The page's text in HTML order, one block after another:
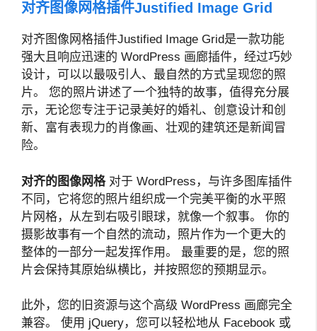
对齐图像网格插件Justified Image Grid
对齐图像网格插件Justified Image Grid是一款功能
强大且响应迅速的 WordPress 画廊插件，经过巧妙
设计，可以以最吸引人、最自然的方式呈现您的照
片。 您的照片讲述了一个独特的故事，值得充分展
示，无论您专注于记录美好的婚礼、创意设计和创
新、富有表现力的肖像画、壮观的建筑还是新闻冒
险。
对齐的图像网格对于 WordPress，与许多图库插件
不同，它将您的照片组织成一个完美平衡的水平照
片网格，从左到右吸引眼球，就像一个叙事。 你的
摄影故事有一个自然的流动，照片作为一个更大的
整体的一部分一起发挥作用。 最重要的是，您的照
片会保持其原始纵横比，并按照您的预期显示。
此外，您的旧资源与这个高级 WordPress 画廊完全
兼容。 使用 jQuery，您可以轻松地从 Facebook 或